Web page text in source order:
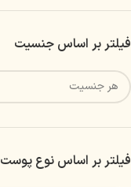
فیلتر بر اساس جنسیت
فیلتر بر اساس نوع پوست